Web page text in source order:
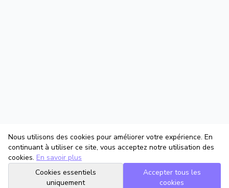
Nous utilisons des cookies pour améliorer votre expérience. En
continuant à utiliser ce site, vous acceptez notre utilisation des
cookies. En savoir plus
Cookies essentiels
uniquement
Accepter tous les
cookies